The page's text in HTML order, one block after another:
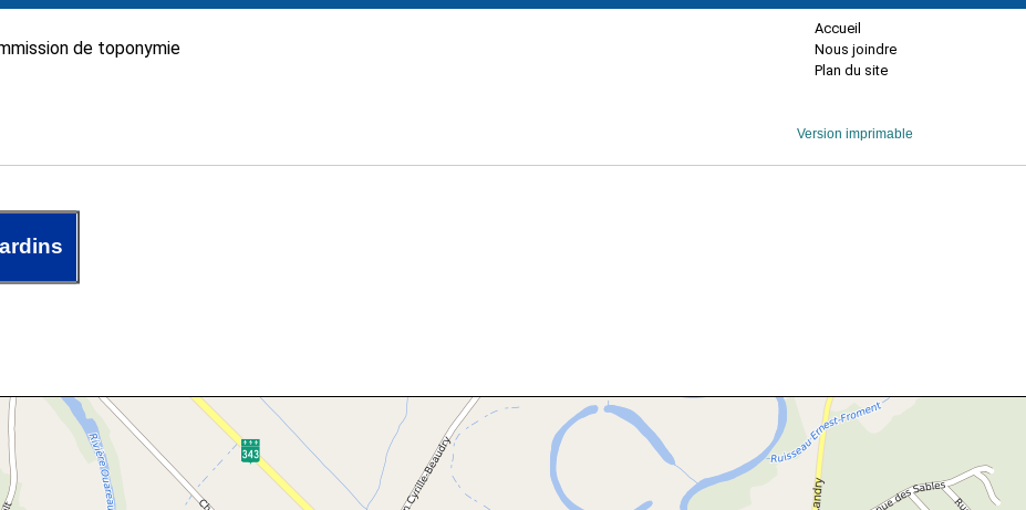
de toponymie
Accueil
Nous joindre
Plan du site
Version imprimable